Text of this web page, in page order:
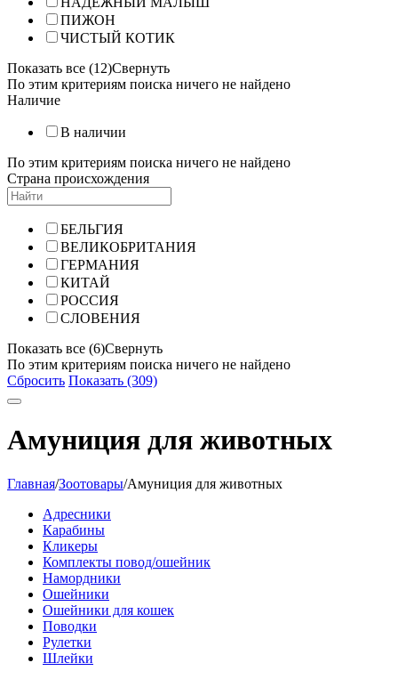
ПИЖОН
ЧИСТЫЙ КОТИК
Показать все (12)Свернуть
По этим критериям поиска ничего не найдено
Наличие
В наличии
По этим критериям поиска ничего не найдено
Страна происхождения
БЕЛЬГИЯ
ВЕЛИКОБРИТАНИЯ
ГЕРМАНИЯ
КИТАЙ
РОССИЯ
СЛОВЕНИЯ
Показать все (6)Свернуть
По этим критериям поиска ничего не найдено
Сбросить Показать (309)
Амуниция для животных
Главная/Зоотовары/Амуниция для животных
Адресники
Карабины
Кликеры
Комплекты повод/ошейник
Намордники
Ошейники
Ошейники для кошек
Поводки
Рулетки
Шлейки